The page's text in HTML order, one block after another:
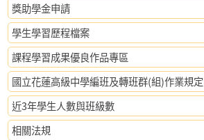
獎助學金申請
學生學習歷程檔案
課程學習成果優良作品專區
國立花蓮高級中學編班及轉班群(組)作業規定
近3年學生人數與班級數
相關法規